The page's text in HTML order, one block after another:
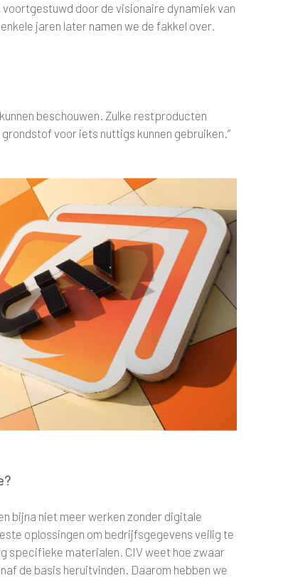
door de visionaire dynamiek van
jaren later namen we de fakkel over.
beschouwen. Zulke restproducten
voor iets nuttigs kunnen gebruiken.”
bijna niet meer werken zonder digitale
oplossingen om bedrijfsgegevens veilig te
specifieke materialen. CIV weet hoe zwaar
de basis heruitvinden. Daarom hebben we